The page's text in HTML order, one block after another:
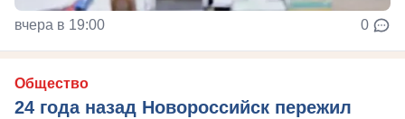
вчера в 19:00 0
Общество
24 года назад Новороссийск пережил